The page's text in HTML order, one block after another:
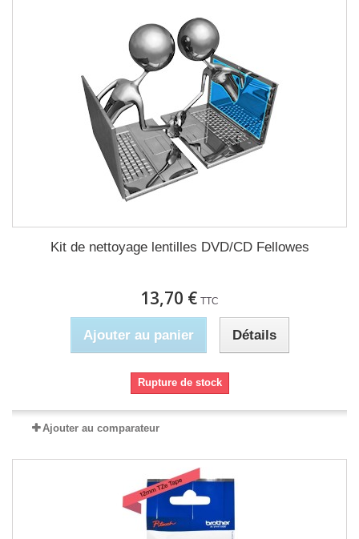
Kit de nettoyage lentilles DVD/CD Fellowes
13,70 € TTC
Ajouter au panier Détails
Rupture de stock
Ajouter au comparateur